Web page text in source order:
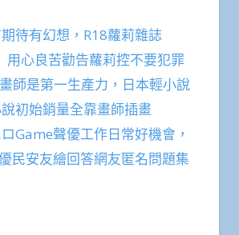
待有幻想，R18蘿莉雜誌
用心良苦勸告蘿莉控不要犯罪
師是第一生產力，日本輕小說
初始銷量全靠畫師插畫
Game聲優工作日常好機會，
民安友繪回答網友匿名問題集